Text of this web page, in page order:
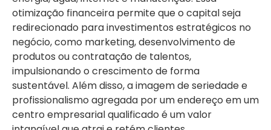
otimização financeira permite que o capital seja
redirecionado para investimentos estratégicos no
negócio, como marketing, desenvolvimento de
produtos ou contratação de talentos,
impulsionando o crescimento de forma
sustentável. Além disso, a imagem de seriedade e
profissionalismo agregada por um endereço em um
centro empresarial qualificado é um valor